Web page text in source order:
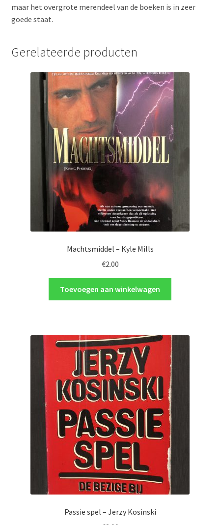
maar het overgrote merendeel van de boeken is in zeer
goede staat.
Gerelateerde producten
Machtsmiddel – Kyle Mills
€2.00
Toevoegen aan winkelwagen
Passie spel – Jerzy Kosinski